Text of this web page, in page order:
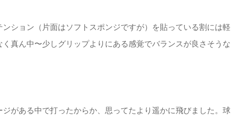
ション（片面はソフトスポンジですが）を貼っている割には軽
真ん中〜少しグリップよりにある感覚でバランスが良さそうな
がある中で打ったからか、思ってたより遥かに飛びました。 球